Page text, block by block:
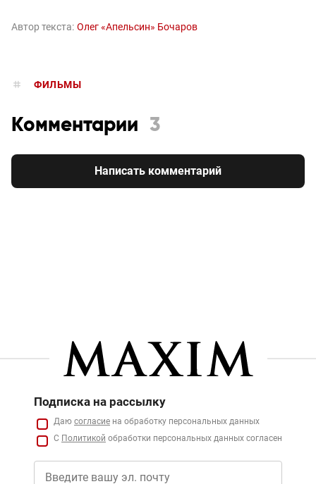
Автор текста: Олег «Апельсин» Бочаров
ФИЛЬМЫ
Комментарии 3
Написать комментарий
Подписка на рассылку
Даю согласие на обработку персональных данных
С Политикой обработки персональных данных согласен